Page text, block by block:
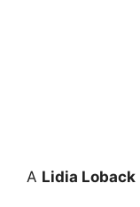
A Lidia Loback